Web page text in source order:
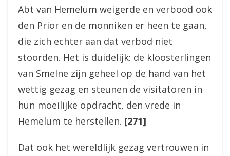
Abt van Hemelum weigerde en verbood ook
den Prior en de monniken er heen te gaan,
die zich echter aan dat verbod niet
stoorden. Het is duidelijk: de kloosterlingen
van Smelne zijn geheel op de hand van het
wettig gezag en steunen de visitatoren in
hun moeilijke opdracht, den vrede in
Hemelum te herstellen. [271]
Dat ook het wereldlijk gezag vertrouwen in